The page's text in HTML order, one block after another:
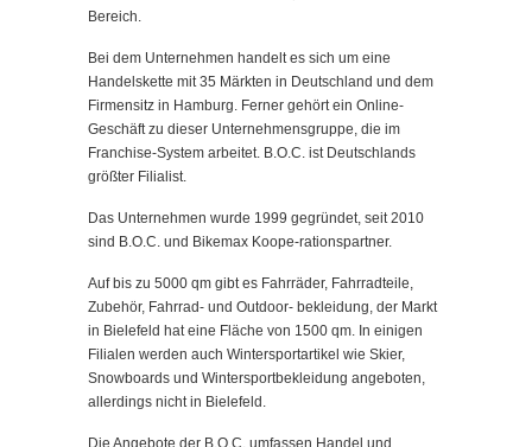
Bereich.
Bei dem Unternehmen handelt es sich um eine
Handelskette mit 35 Märkten in Deutschland und dem
Firmensitz in Hamburg. Ferner gehört ein Online-
Geschäft zu dieser Unternehmensgruppe, die im
Franchise-System arbeitet. B.O.C. ist Deutschlands
größter Filialist.
Das Unternehmen wurde 1999 gegründet, seit 2010
sind B.O.C. und Bikemax Koope-rationspartner.
Auf bis zu 5000 qm gibt es Fahrräder, Fahrradteile,
Zubehör, Fahrrad- und Outdoor- bekleidung, der Markt
in Bielefeld hat eine Fläche von 1500 qm. In einigen
Filialen werden auch Wintersportartikel wie Skier,
Snowboards und Wintersportbekleidung angeboten,
allerdings nicht in Bielefeld.
Die Angebote der B.O.C. umfassen Handel und